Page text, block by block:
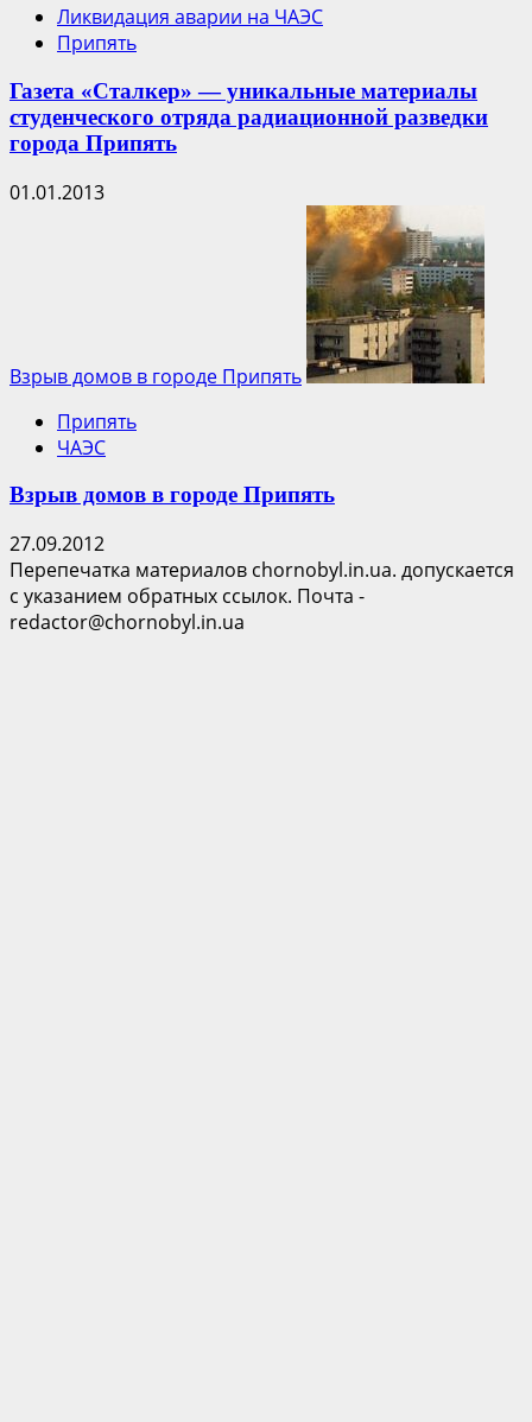
Ликвидация аварии на ЧАЭС
Припять
Газета «Сталкер» — уникальные материалы
студенческого отряда радиационной разведки
города Припять
01.01.2013
Взрыв домов в городе Припять
Припять
ЧАЭС
Взрыв домов в городе Припять
27.09.2012
Перепечатка материалов chornobyl.in.ua. допускается
с указанием обратных ссылок. Почта -
redactor@chornobyl.in.ua